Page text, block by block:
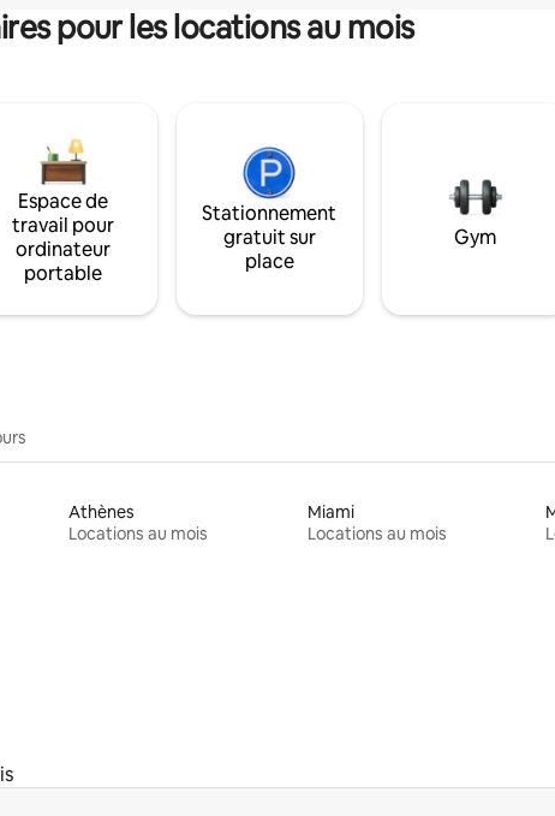
pour les locations au mois
Espace de
travail pour
ordinateur
portable
Stationnement
gratuit sur
place
Gym
Athènes
Locations au mois
Miami
Locations au mois